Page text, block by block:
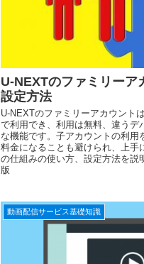
U-NEXTのファミリーア
設定方法
U-NEXTのファミリーアカウント
で利用でき、利用は無料、違うデ
な機能です。子アカウントの利用
料金になることも避けられ、上手
の仕組みの使い方、設定方法を説
版
動画配信サービス基礎知識